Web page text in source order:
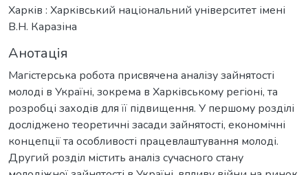
Харків : Харківський національний університет імені
В.Н. Каразіна
Анотація
Магістерська робота присвячена аналізу зайнятості
молоді в Україні, зокрема в Харківському регіоні, та
розробці заходів для її підвищення. У першому розділі
досліджено теоретичні засади зайнятості, економічні
концепції та особливості працевлаштування молоді.
Другий розділ містить аналіз сучасного стану